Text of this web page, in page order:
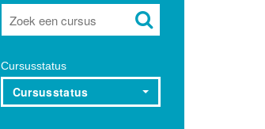
Cursusstatus
Cursusstatus